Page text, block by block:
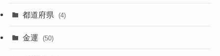
都道府県 (4)
金運 (50)